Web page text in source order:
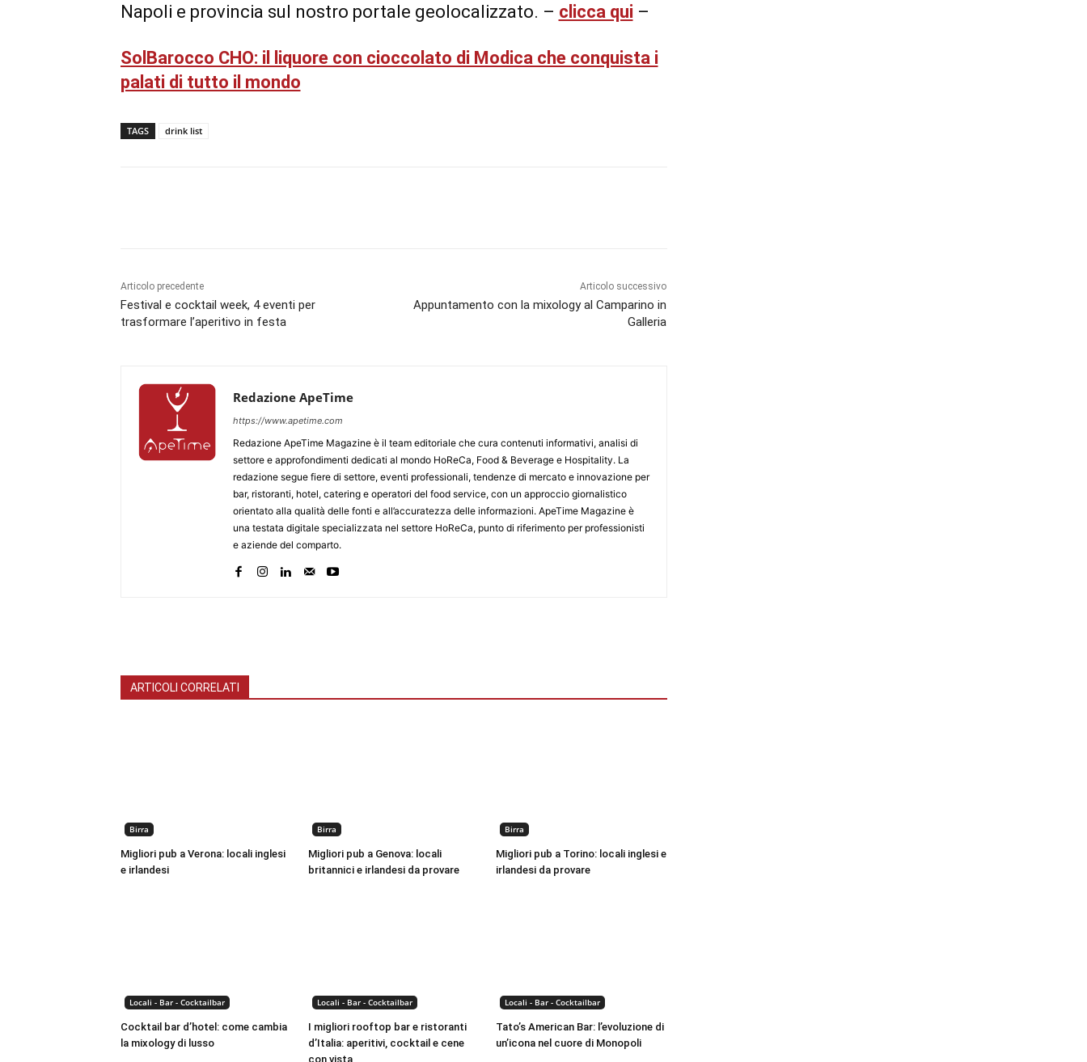
Napoli e provincia sul nostro portale geolocalizzato. – clicca qui –
SolBarocco CHO: il liquore con cioccolato di Modica che conquista i
palati di tutto il mondo
TAGS drink list
Articolo precedente
Festival e cocktail week, 4 eventi per
trasformare l’aperitivo in festa
Articolo successivo
Appuntamento con la mixology al Camparino in
Galleria
Redazione ApeTime
https://www.apetime.com
Redazione ApeTime Magazine è il team editoriale che cura contenuti informativi, analisi di
settore e approfondimenti dedicati al mondo HoReCa, Food & Beverage e Hospitality. La
redazione segue fiere di settore, eventi professionali, tendenze di mercato e innovazione per
bar, ristoranti, hotel, catering e operatori del food service, con un approccio giornalistico
orientato alla qualità delle fonti e all’accuratezza delle informazioni. ApeTime Magazine è
una testata digitale specializzata nel settore HoReCa, punto di riferimento per professionisti
e aziende del comparto.
ARTICOLI CORRELATI
Birra
Migliori pub a Verona: locali inglesi
e irlandesi
Birra
Migliori pub a Genova: locali
britannici e irlandesi da provare
Birra
Migliori pub a Torino: locali inglesi e
irlandesi da provare
Locali - Bar - Cocktailbar
Cocktail bar d’hotel: come cambia
la mixology di lusso
Locali - Bar - Cocktailbar
I migliori rooftop bar e ristoranti
d’Italia: aperitivi, cocktail e cene
con vista
Locali - Bar - Cocktailbar
Tato’s American Bar: l’evoluzione di
un’icona nel cuore di Monopoli